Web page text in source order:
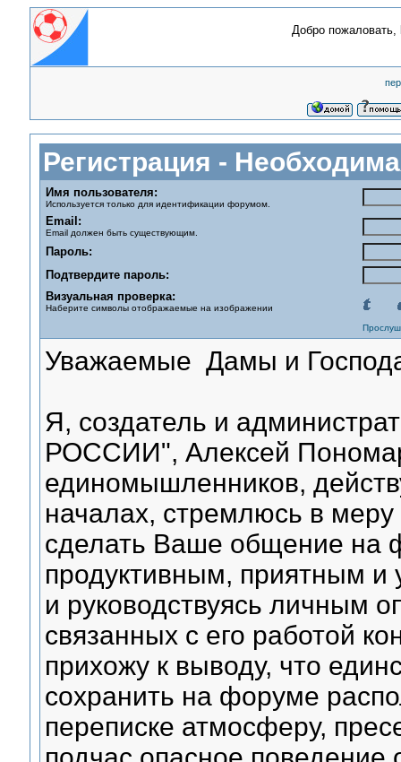
Добро пожаловать,
Регистрация -
Имя пользователя:
Используется только для идентификации форумом.
Email:
Email должен быть существующим.
Пароль:
Подтвердите пароль:
Визуальная проверка:
Наберите символы отображаемые на изображении
Уважаемые Дамы и
Я, создатель и
РОССИИ", Алексей
единомышленников,
началах, стремлюсь в
сделать Ваше общение на
продуктивным, приятным
и руководствуясь личным
связанных с его работой
прихожу к выводу, что
сохранить на форуме
переписке атмосферу,